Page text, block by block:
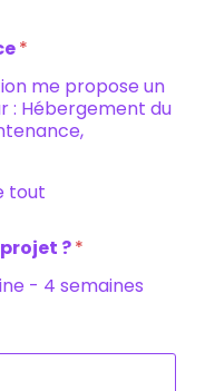
*
me propose un
: Hébergement du
tout
?*
- 4 semaines